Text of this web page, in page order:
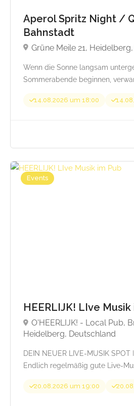
Aperol Spritz Night /
Bahnstadt
Grüne Meile 21,
Wenn die Sonne langsam
Sommerabende beginnen,
14.08.2026 um 18:00
Events
HEERLIJK! LIve Musik
O'HEERLIJK! - Local Pub,
Heidelberg, Deutschland
DEIN NEUER LIVE-MUSIK SPOT
Endlich regelmäßig gute Live-
20.08.2026 um 19:00